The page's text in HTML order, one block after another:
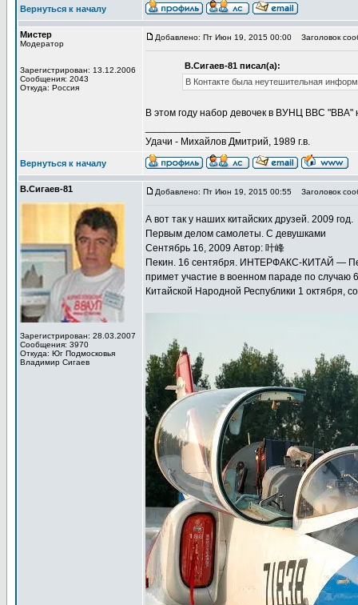
Вернуться к началу
Мистер
Модератор
Зарегистрирован: 13.12.2006
Сообщения: 2043
Откуда: Россия
Добавлено: Пт Июн 19, 2015 00:00 Заголовок
В.Сигаев-81 писал(а):
В Контакте была неутешительная
В этом году набор девочек в ВУНЦ ВВС "ВВА"
Удачи - Михайлов Дмитрий, 1989 г.в.
Вернуться к началу
В.Сигаев-81
Зарегистрирован: 28.03.2007
Сообщения: 3970
Откуда: Юг Подмосковья
Владимир Сигаев
Добавлено: Пт Июн 19, 2015 00:55 Заголовок
А вот так у наших китайских друзей. 2009 год.
Первым делом самолеты. С девушками
Сентябрь 16, 2009 Автор: 叶峰
Пекин. 16 сентября. ИНТЕРФАКС-КИТАЙ —
примет участие в военном параде по случаю
Китайской Народной Республики 1 октября,